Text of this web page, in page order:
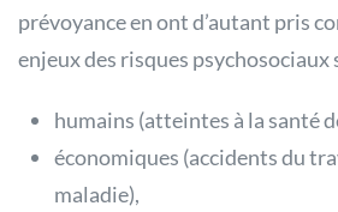
prévoyance en ont d’autant pris
enjeux des risques
humains (atteintes à la santé
économiques (accidents du
maladie),